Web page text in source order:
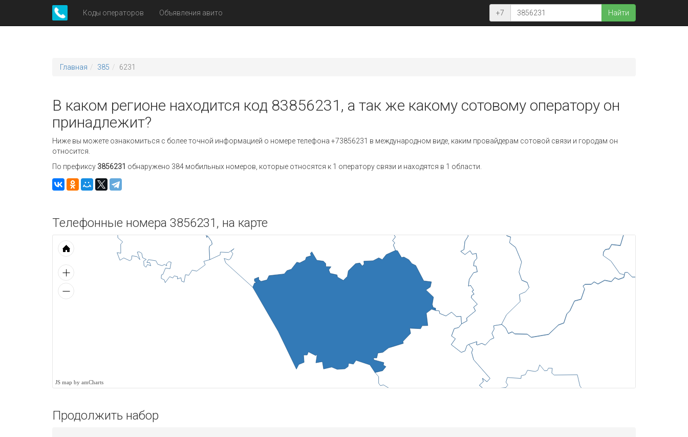
Коды операторов Объявления авито +7 Найти
Главная 385 6231
В каком регионе находится код 83856231, а так же какому сотовому оператору он
принадлежит?
Ниже вы можете ознакомиться с более точной информацией о номере телефона +73856231 в международном виде, каким провайдерам сотовой связи и городам он
относится.
По префиксу 3856231 обнаружено 384 мобильных номеров, которые относятся к 1 оператору связи и находятся в 1 области.
Телефонные номера 3856231, на карте
JS map by amCharts
Продолжить набор